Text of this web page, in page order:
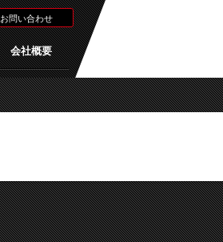
お問い合わせ
会社概要